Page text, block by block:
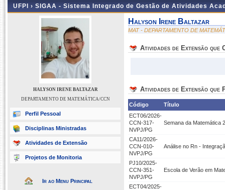
UFPI › SIGAA - Sistema Integrado de Gestão de Atividades
HALYSON IRENE BALTAZAR
DEPARTAMENTO DE MATEMÁTICA/CCN
Perfil Pessoal
Disciplinas Ministradas
Atividades de Extensão
Projetos de Monitoria
Ir ao Menu Principal
Halyson Irene Baltazar
MAT - DEPARTAMENTO DE
Atividades de Extensão que
Atividades de Extensão que
Código
Título
ECT06/2026-
CCN-317-
NVPJ/PG
Semana da Matemática
CA11/2026-
CCN-010-
NVPJ/PG
Análise no Rn -
PJ10/2025-
CCN-351-
NVPJ/PG
Escola de Verão em
ECT04/2025-